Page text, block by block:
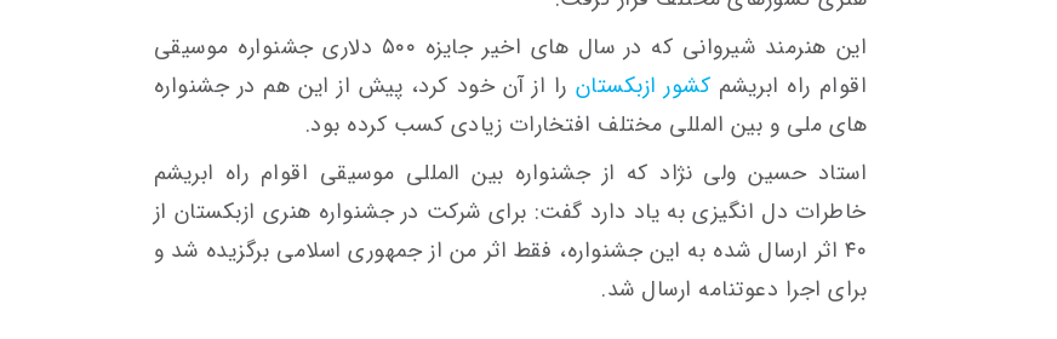
این هنرمند شیروانی که در سال های اخیر جایزه ۵۰۰ دلاری جشنواره موسیقی
اقوام راه ابریشم کشور ازبکستان را از آن خود کرد، پیش از این هم در جشنواره
های ملی و بین المللی مختلف افتخارات زیادی کسب کرده بود.
استاد حسین ولی نژاد که از جشنواره بین المللی موسیقی اقوام راه ابریشم
خاطرات دل انگیزی به یاد دارد گفت: برای شرکت در جشنواره هنری ازبکستان از
۴۰ اثر ارسال شده به این جشنواره، فقط اثر من از جمهوری اسلامی برگزیده شد و
برای اجرا دعوتنامه ارسال شد.